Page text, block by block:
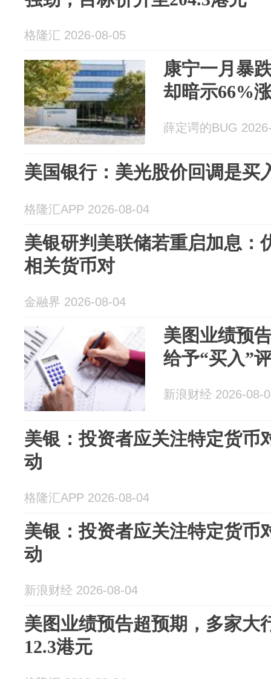
格隆汇 2026-08-05
康宁一月暴
却暗示66%
薛定谔的BUG
美国银行：美光股价回调是买
格隆汇APP 2026-08-04
美银研判美联储若重启加息：
相关货币对
金融界 2026-08-04
美图业绩预
给予“买入”
新浪财经 2026-08-
美银：投资者应关注特定货币
动
格隆汇APP 2026-08-04
美银：投资者应关注特定货币
动
新浪财经 2026-08-04
美图业绩预告超预期，多家大
12.3港元